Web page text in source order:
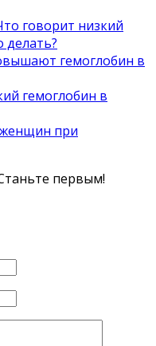
говорит низкий
делать?
гемоглобин в
гемоглобин в
при
первым!